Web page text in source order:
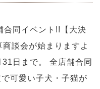
合同イベント!!【大決
談会が始まりますよ
日まで。 全店舗合同
可愛い子犬・子猫が